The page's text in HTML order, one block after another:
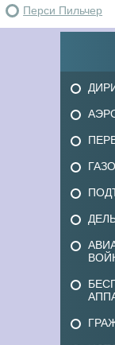
Перси Пильчер